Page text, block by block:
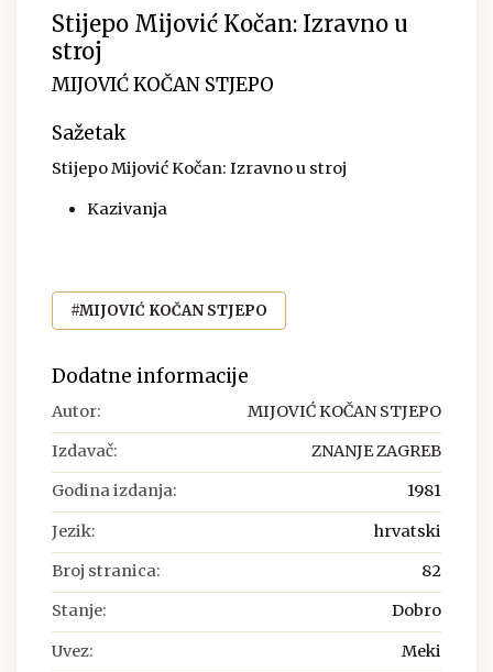
Stijepo Mijović Kočan: Izravno u
stroj
MIJOVIĆ KOČAN STJEPO
Sažetak
Stijepo Mijović Kočan: Izravno u stroj
Kazivanja
#MIJOVIĆ KOČAN STJEPO
Dodatne informacije
Autor: MIJOVIĆ KOČAN STJEPO
Izdavač: ZNANJE ZAGREB
Godina izdanja: 1981
Jezik: hrvatski
Broj stranica: 82
Stanje: Dobro
Uvez: Meki